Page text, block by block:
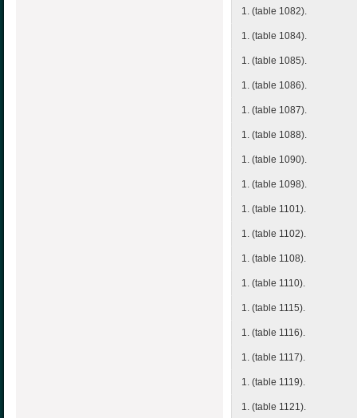
1. (table 1082).
1. (table 1084).
1. (table 1085).
1. (table 1086).
1. (table 1087).
1. (table 1088).
1. (table 1090).
1. (table 1098).
1. (table 1101).
1. (table 1102).
1. (table 1108).
1. (table 1110).
1. (table 1115).
1. (table 1116).
1. (table 1117).
1. (table 1119).
1. (table 1121).